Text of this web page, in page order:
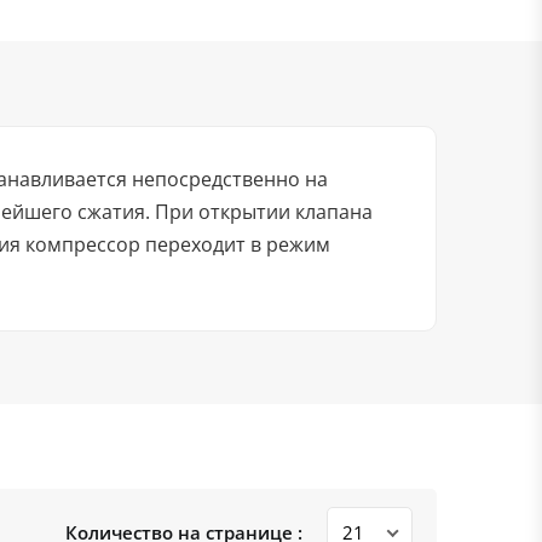
непосредственно на
сжатия. При открытии клапана
компрессор переходит в режим
Количество на странице :